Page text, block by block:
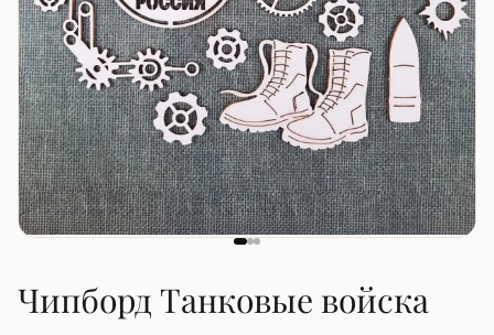
Чипборд Танковые войска